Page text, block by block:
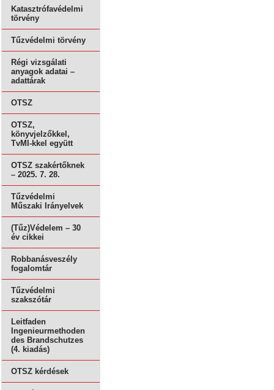
Katasztrófavédelmi
törvény
Tűzvédelmi törvény
Régi vizsgálati
anyagok adatai –
adattárak
OTSZ
OTSZ,
könyvjelzőkkel,
TvMI-kkel együtt
OTSZ szakértőknek
– 2025. 7. 28.
Tűzvédelmi
Műszaki Irányelvek
(Tűz)Védelem – 30
év cikkei
Robbanásveszély
fogalomtár
Tűzvédelmi
szakszótár
Leitfaden
Ingenieurmethoden
des Brandschutzes
(4. kiadás)
OTSZ kérdések